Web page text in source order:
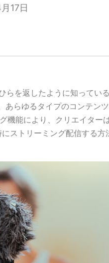
17日
を返したように知ってい
らゆるタイプのコンテン
機能により、クリエイター
ストリーミング配信する方